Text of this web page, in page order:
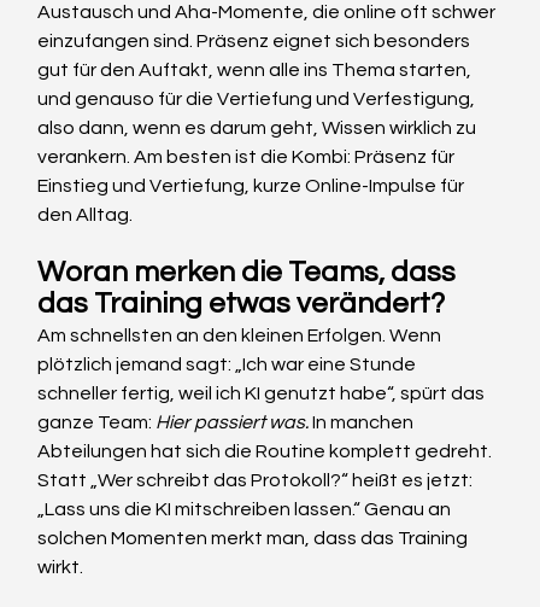
Austausch und Aha-Momente, die online oft schwer
einzufangen sind. Präsenz eignet sich besonders
gut für den Auftakt, wenn alle ins Thema starten,
und genauso für die Vertiefung und Verfestigung,
also dann, wenn es darum geht, Wissen wirklich zu
verankern. Am besten ist die Kombi: Präsenz für
Einstieg und Vertiefung, kurze Online-Impulse für
den Alltag.
Woran merken die Teams, dass
das Training etwas verändert?
Am schnellsten an den kleinen Erfolgen. Wenn
plötzlich jemand sagt: „Ich war eine Stunde
schneller fertig, weil ich KI genutzt habe“, spürt das
ganze Team: Hier passiert was. In manchen
Abteilungen hat sich die Routine komplett gedreht.
Statt „Wer schreibt das Protokoll?“ heißt es jetzt:
„Lass uns die KI mitschreiben lassen.“ Genau an
solchen Momenten merkt man, dass das Training
wirkt.